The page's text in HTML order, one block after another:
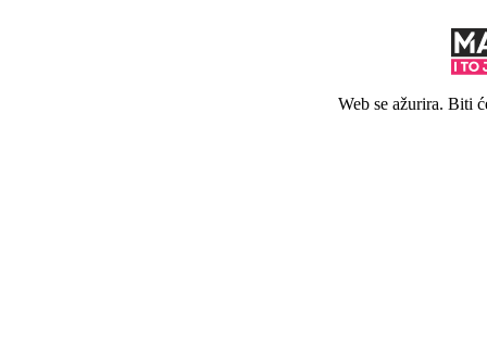
Web se ažurira. Biti